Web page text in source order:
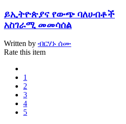
ይኢትዮጵያና የውጭ ባለሀብቶች
አስገራሚ መመሳሰል
Written by ብርሃኑ ሰሙ
Rate this item
1
2
3
4
5